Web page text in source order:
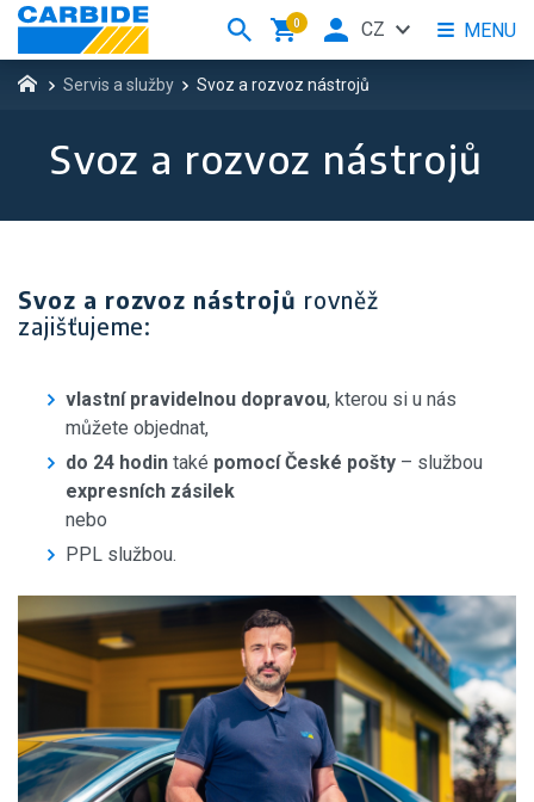
Servis a služby Svoz a rozvoz nástrojů
Svoz a rozvoz nástrojů
Svoz a rozvoz nástrojů rovněž
zajišťujeme:
vlastní pravidelnou dopravou, kterou si u nás
můžete objednat,
do 24 hodin také pomocí České pošty – službou
expresních zásilek
nebo
PPL službou.
0 MENU
CZ